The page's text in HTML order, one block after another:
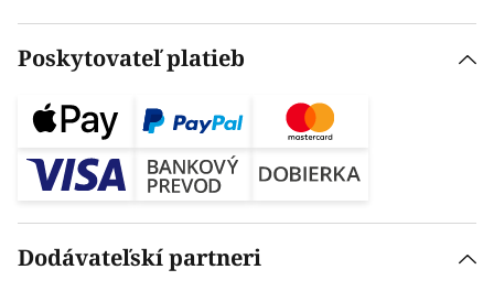
Poskytovateľ platieb
Dodávateľskí partneri